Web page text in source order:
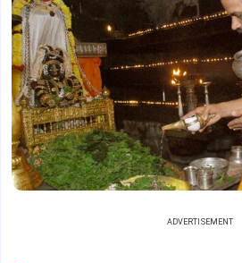
ADVERTISEMENT